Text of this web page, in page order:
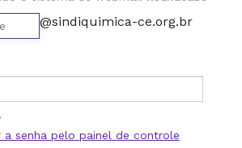
@sindiquimica-ce.org.br
a senha pelo painel de controle